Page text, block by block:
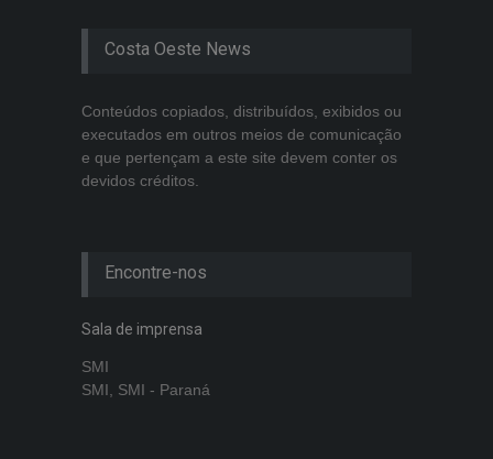
Costa Oeste News
Conteúdos copiados, distribuídos, exibidos ou
executados em outros meios de comunicação
e que pertençam a este site devem conter os
devidos créditos.
Encontre-nos
Sala de imprensa
SMI
SMI, SMI - Paraná